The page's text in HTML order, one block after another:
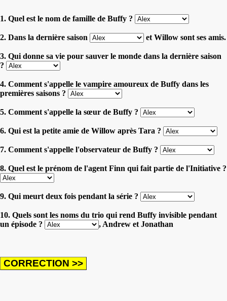
1. Quel est le nom de famille de Buffy ?
2. Dans la dernière saison et Willow sont ses amis.
3. Qui donne sa vie pour sauver le monde dans la dernière saison
?
4. Comment s'appelle le vampire amoureux de Buffy dans les
premières saisons ?
5. Comment s'appelle la sœur de Buffy ?
6. Qui est la petite amie de Willow après Tara ?
7. Comment s'appelle l'observateur de Buffy ?
8. Quel est le prénom de l'agent Finn qui fait partie de l'Initiative ?
9. Qui meurt deux fois pendant la série ?
10. Quels sont les noms du trio qui rend Buffy invisible pendant
un épisode ?
, Andrew et Jonathan